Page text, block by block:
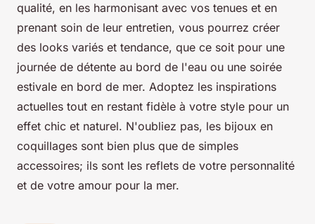
qualité, en les harmonisant avec vos tenues et en
prenant soin de leur entretien, vous pourrez créer
des looks variés et tendance, que ce soit pour une
journée de détente au bord de l'eau ou une soirée
estivale en bord de mer. Adoptez les inspirations
actuelles tout en restant fidèle à votre style pour un
effet chic et naturel. N'oubliez pas, les bijoux en
coquillages sont bien plus que de simples
accessoires; ils sont les reflets de votre personnalité
et de votre amour pour la mer.